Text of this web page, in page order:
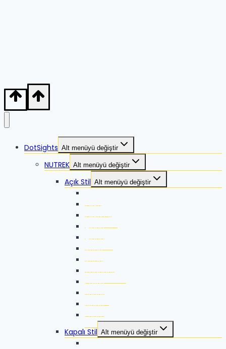
DotSights Alt menüyü değiştir
NUTREK Alt menüyü değiştir
Açık Stil Alt menüyü değiştir
Zikka SE
Zikka Plus
Alpha
Alpha-X
Xeed
Xeed G2
Thunder G2
Pallas
Jaguar
Blade
Edge
Kapalı Stil Alt menüyü değiştir